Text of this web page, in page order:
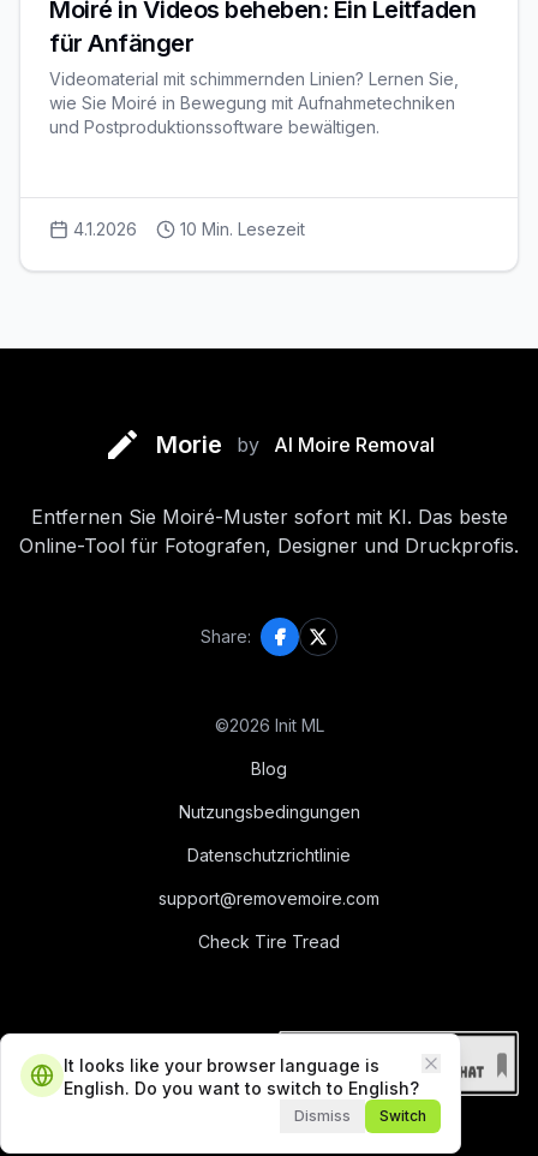
Moiré in Videos beheben: Ein Leitfaden
für Anfänger
Videomaterial mit schimmernden Linien? Lernen Sie,
wie Sie Moiré in Bewegung mit Aufnahmetechniken
und Postproduktionssoftware bewältigen.
4.1.2026 10 Min. Lesezeit
Morie by AI Moire Removal
Entfernen Sie Moiré-Muster sofort mit KI. Das beste
Online-Tool für Fotografen, Designer und Druckprofis.
Share:
©2026 Init ML
Blog
Nutzungsbedingungen
Datenschutzrichtlinie
support@removemoire.com
Check Tire Tread
It looks like your browser language is
English. Do you want to switch to English?
Close
Dismiss Switch